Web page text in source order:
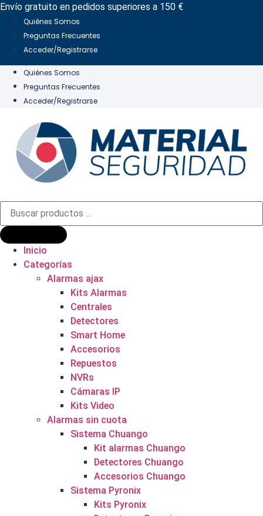
Ir
contenido
Envío gratuito en pedidos superiores a 150 €
Quiénes Somos
Preguntas Frecuentes
Acceder/Registrarse
Quiénes Somos
Preguntas Frecuentes
Acceder/Registrarse
Búsqueda
productos
Inicio
Categorías
Alarmas ajax
Kits Alarmas
Centrales
Detectores
Smart Home
Accesorios
Repuestos
NVRs
Cámaras IP
Kits Video
Alarmas sin cuota
Sistema Chuango
Kit alarmas Chuango
Detectores Chuango
Accesorios Chuango
Sistema Pyronix
Kits Pyronix